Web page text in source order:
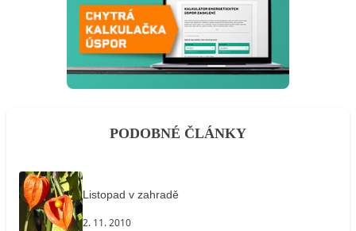
PODOBNÉ ČLÁNKY
Listopad v zahradě
2. 11. 2010